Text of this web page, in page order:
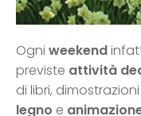
Ogni weekend
previste attività
di libri,
legno e